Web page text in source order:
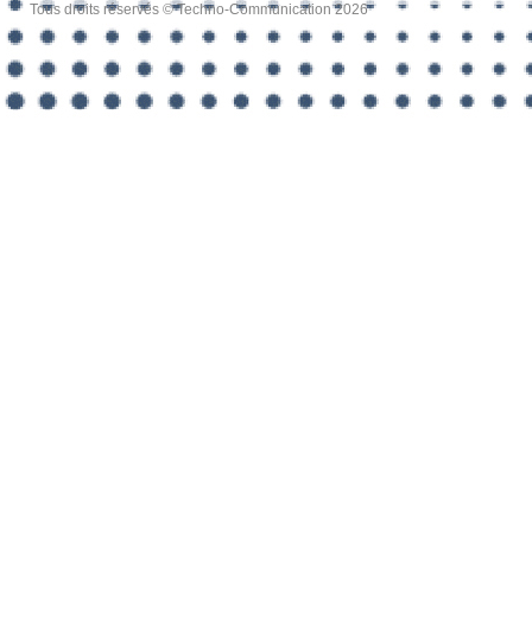
Tous droits réservés © Techno-Communication 2026